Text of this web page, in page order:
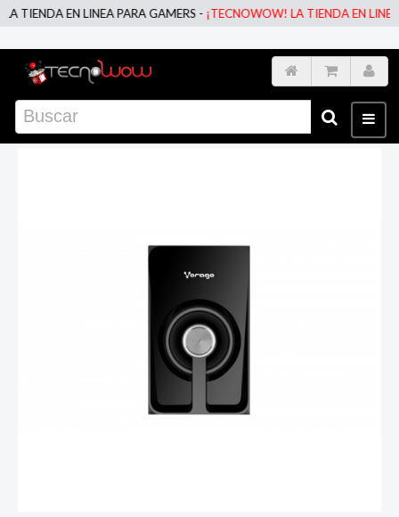
EN LINEA PARA GAMERS -¡TECNOWOW! LA TIENDA EN LINEA